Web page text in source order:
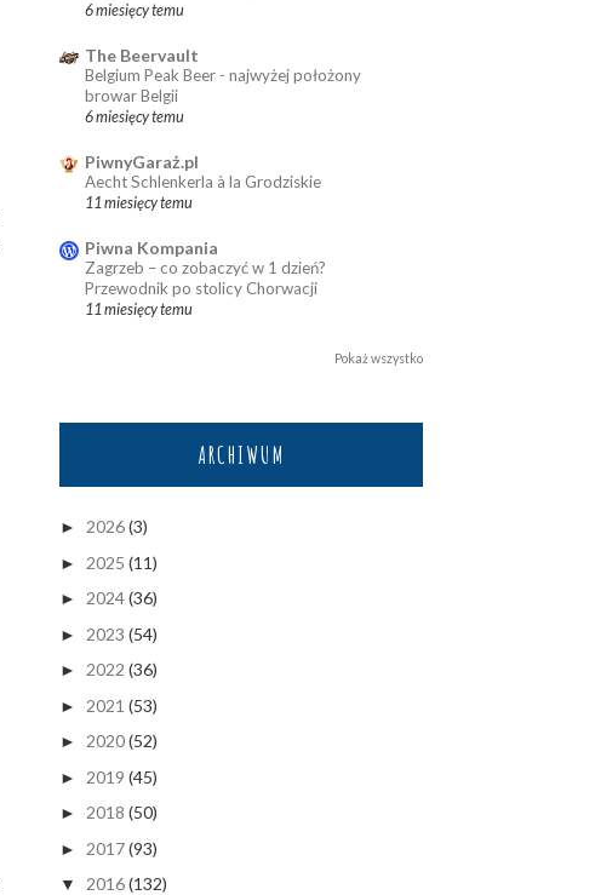
6 miesięcy temu
The Beervault
Belgium Peak Beer - najwyżej położony
browar Belgii
6 miesięcy temu
PiwnyGaraż.pl
Aecht Schlenkerla à la Grodziskie
11 miesięcy temu
Piwna Kompania
Zagrzeb – co zobaczyć w 1 dzień?
Przewodnik po stolicy Chorwacji
11 miesięcy temu
Pokaż wszystko
ARCHIWUM
► 2026(3)
► 2025 (11)
► 2024(36)
► 2023 (54)
► 2022 (36)
► 2021 (53)
► 2020(52)
► 2019 (45)
► 2018 (50)
► 2017(93)
▼ 2016(132)